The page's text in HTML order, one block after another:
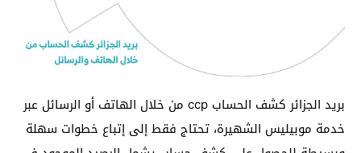
بريد الجزائر كشف الحساب ccp من خلال الهاتف أو الرسائل عبر
خدمة موبيليس الشهيرة، تحتاج فقط إلى إتباع خطوات سهلة